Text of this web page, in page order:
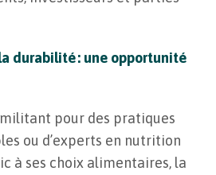
durabilité : une opportunité
militant pour des pratiques
ou d’experts en nutrition
à ses choix alimentaires, la